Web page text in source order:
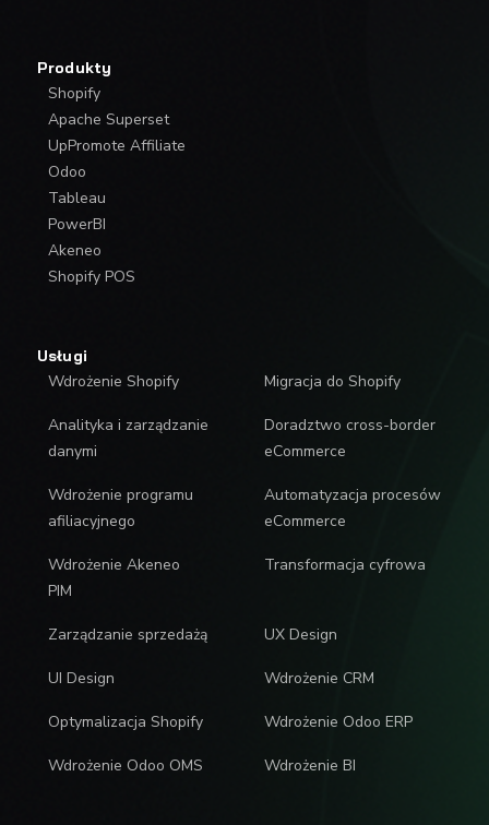
Produkty
Shopify
Apache Superset
UpPromote Affiliate
Odoo
Tableau
PowerBI
Akeneo
Shopify POS
Usługi
Wdrożenie Shopify Migracja do Shopify
Analityka i zarządzanie
danymi
Doradztwo cross-border
eCommerce
Wdrożenie programu
afiliacyjnego
Automatyzacja procesów
eCommerce
Wdrożenie Akeneo
PIM
Transformacja cyfrowa
Zarządzanie sprzedażą UX Design
UI Design Wdrożenie CRM
Optymalizacja Shopify Wdrożenie Odoo ERP
Wdrożenie Odoo OMS Wdrożenie BI